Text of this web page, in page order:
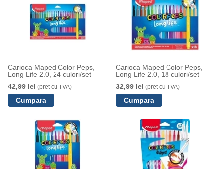
Carioca Maped Color Peps,
Long Life 2.0, 24 culori/set
42,99 lei (pret cu TVA)
Carioca Maped Color Peps,
Long Life 2.0, 18 culori/set
32,99 lei (pret cu TVA)